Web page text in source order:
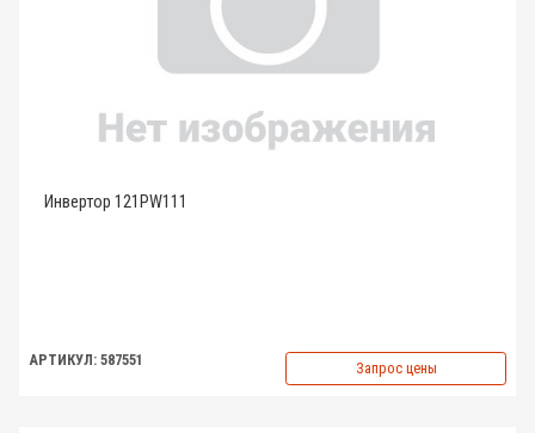
Инвертор 121PW111
АРТИКУЛ: 587551 Запрос цены